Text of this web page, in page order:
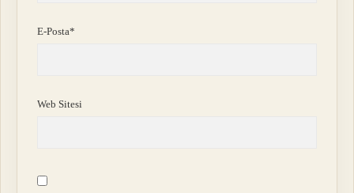
E-Posta*
Web Sitesi